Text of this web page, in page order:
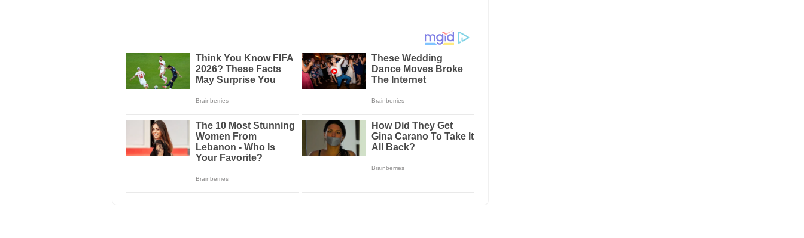
Di Institut Informatika & Bisnis (IBI)
Darmajaya Lampung
Lowongan Kerja Audit Di Institut Informatika & Bisnis (IBI) Darmajaya
Lampung
Lowongan Kerja Accounting Di Institut Informatika & Bisnis (IBI)
Darmajaya Lampung
Logo Gambar Institut Informatika & Bisnis (IBI) Darmajaya
Struktur Organisasi Institut Informatika & Bisnis (IBI) Darmajaya
Sejarah Institut Informatika & Bisnis (IBI) Darmajaya